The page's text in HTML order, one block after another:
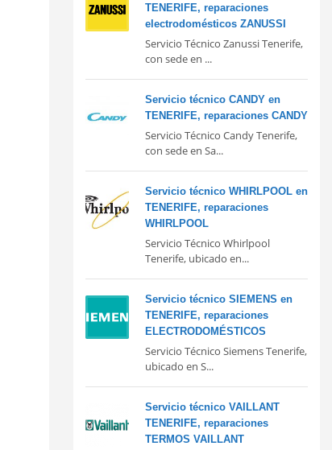
TENERIFE, reparaciones
electrodomésticos ZANUSSI
Servicio Técnico Zanussi Tenerife,
con sede en ...
Servicio técnico CANDY en
TENERIFE, reparaciones CANDY
Servicio Técnico Candy Tenerife,
con sede en Sa...
Servicio técnico WHIRLPOOL en
TENERIFE, reparaciones
WHIRLPOOL
Servicio Técnico Whirlpool
Tenerife, ubicado en...
Servicio técnico SIEMENS en
TENERIFE, reparaciones
ELECTRODOMÉSTICOS
Servicio Técnico Siemens Tenerife,
ubicado en S...
Servicio técnico VAILLANT
TENERIFE, reparaciones
TERMOS VAILLANT